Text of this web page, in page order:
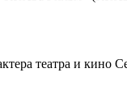
театра и кино